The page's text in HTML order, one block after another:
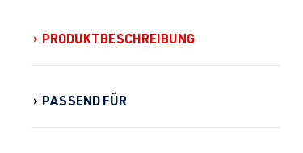
PRODUKTBESCHREIBUNG
PASSEND FÜR